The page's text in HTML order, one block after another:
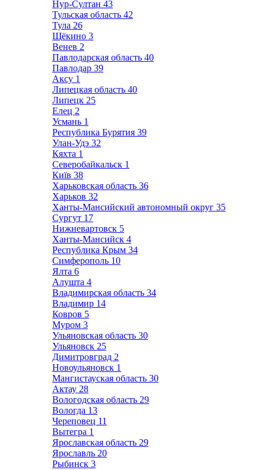
Нур-Султан 43
Тульская область 42
Тула 26
Щёкино 3
Венев 2
Павлодарская область 40
Павлодар 39
Аксу 1
Липецкая область 40
Липецк 25
Елец 2
Усмань 1
Республика Бурятия 39
Улан-Удэ 32
Кяхта 1
Северобайкальск 1
Київ 38
Харьковская область 36
Харьков 32
Ханты-Мансийский автономный округ 35
Сургут 17
Нижневартовск 5
Ханты-Мансийск 4
Республика Крым 34
Симферополь 10
Ялта 6
Алушта 4
Владимирская область 34
Владимир 14
Ковров 5
Муром 3
Ульяновская область 30
Ульяновск 25
Димитровград 2
Новоульяновск 1
Мангистауская область 30
Актау 28
Вологодская область 29
Вологда 13
Череповец 11
Вытегра 1
Ярославская область 29
Ярославль 20
Рыбинск 3